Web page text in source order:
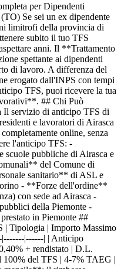
per Dipendenti
Se sei un ex dipendente
limitrofi della provincia di
subito il tuo TFS
anni. Il **Trattamento
spettante ai dipendenti
di lavoro. A differenza del
erogato dall'INPS con tempi
TFS, puoi ricevere la tua
## Chi Può
Il servizio di anticipo TFS di
e lavoratori di Airasca
online, senza
l'anticipo TFS: -
pubbliche di Airasca e
del Comune di
sanitario** di ASL e
- **Forze dell'ordine**
con sede ad Airasca -
della Piemonte -
in Piemonte ##
| Tipologia | Importo Massimo
|------| | Anticipo
+ rendistato | D.L.
del TFS | 4-7% TAEG |